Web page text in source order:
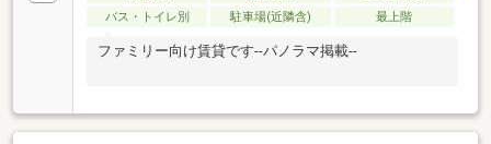
バス・トイレ別
駐車場(近隣含) 最上階
ファミリー向け賃貸です--パノラマ掲載--